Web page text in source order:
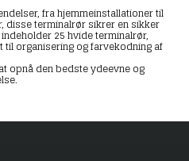
fra hjemmeinstallationer til
disse terminalrør sikrer en sikker
25 hvide terminalrør,
til organisering og farvekodning af
opnå den bedste ydeevne og